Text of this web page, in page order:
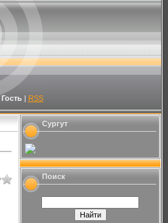
Гость| RSS
Сургут
Поиск